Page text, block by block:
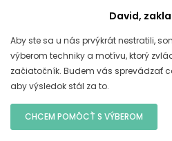
David,
Aby ste sa u nás prvýkrát nestratili,
výberom techniky a motívu, ktorý
začiatočník. Budem vás sprevádzať
aby výsledok stál za to.
CHCEM POMÔCŤ S VÝBEROM